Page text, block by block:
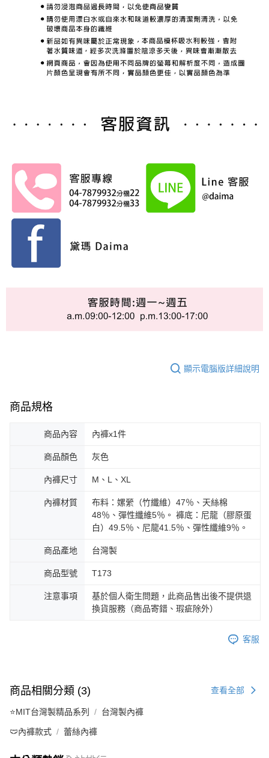
顯示電腦版詳細說明
商品規格
商品內容 內褲x1件
商品顏色 灰色
內褲尺寸 M、L、XL
內褲材質
布料：嫘縈（竹纖維）47％、天絲棉
48％、彈性纖維5％。 褲底：尼龍（膠原蛋
白）49.5％、尼龍41.5％、彈性纖維9％。
商品產地 台灣製
商品型號 T173
注意事項
基於個人衛生問題，此商品售出後不提供退
換貨服務（商品寄錯、瑕疵除外）
客服
商品相關分類 (3) 查看全部
⭐MIT台灣製精品系列 台灣製內褲
🩲內褲款式 蕾絲內褲